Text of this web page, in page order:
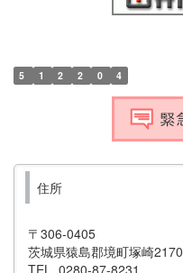
5 1 2 2 0 4
住所
〒306-0405
茨城県猿島郡境町塚崎2170
TEL 0280-87-8231